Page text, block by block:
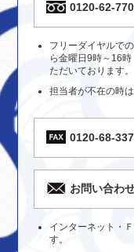
0120-62-
フリーダイヤルで
ら金曜日9時～16
ただいております。
担当者が不在の時
0120-68-
お問い合わ
インターネット・
す。